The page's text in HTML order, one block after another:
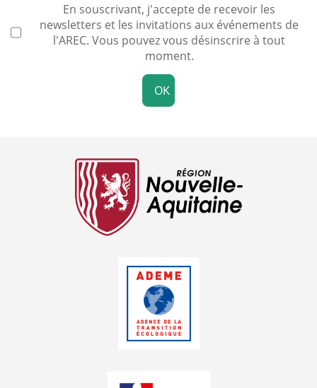
En souscrivant, j'accepte de recevoir les
newsletters et les invitations aux événements de
l'AREC. Vous pouvez vous désinscrire à tout
moment.